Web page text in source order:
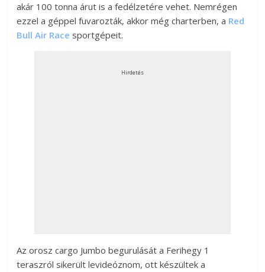
akár 100 tonna árut is a fedélzetére vehet. Nemrégen
ezzel a géppel fuvarozták, akkor még charterben, a Red
Bull Air Race sportgépeit.
Hirdetés
Az orosz cargo Jumbo begurulását a Ferihegy 1
teraszról sikerült levideóznom, ott készültek a